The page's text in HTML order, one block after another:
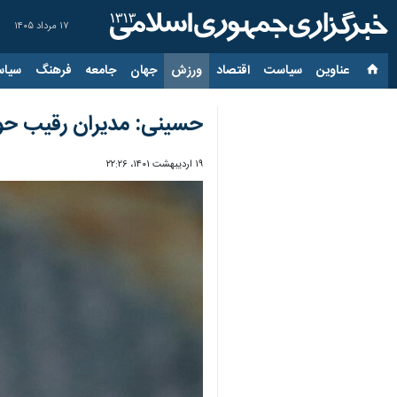
۱۷ مرداد ۱۴۰۵
عناوین‌ سیاست اقتصاد ورزش جهان جامعه فرهنگ
حسینی: مدیران رقیب
۱۹ اردیبهشت ۱۴۰۱، ۲۲:۲۶